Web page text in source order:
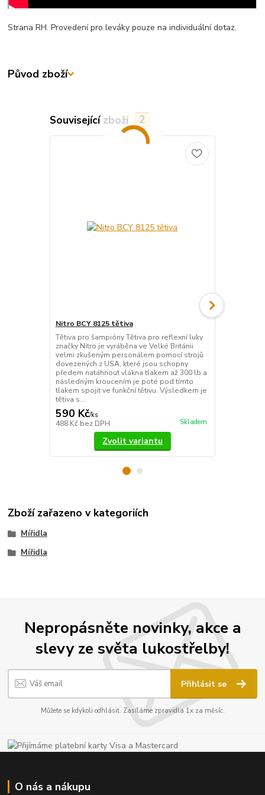
Strana RH. Provedení pro leváky pouze na individuální dotaz.
Původ zboží
Související zboží 2
Nitro BCY 8125 tětiva
Tětiva pro šampióny Tětiva pro reflexní luky
značky Nitro je vyráběna ve Velké Británii
velmi zkušeným personálem pomocí strojů
dovezených z USA, které jsou schopny
předem natáhnout vlákna tlakem až 300 lb a
následným kroucením je poté pod tímto
tlakem spojit ve funkční tětivu. Výsledkem je
tětiva s...
590 Kč/ks
488 Kč bez DPH Skladem
Zvolit variantu
Zboží zařazeno v kategoriích
Mířidla
Mířidla
Nepropásněte novinky, akce a
slevy ze světa lukostřelby!
Přihlásit se
Můžete se kdykoli odhlásit. Zasíláme zpravidla 1x za měsíc.
O nás a nákupu